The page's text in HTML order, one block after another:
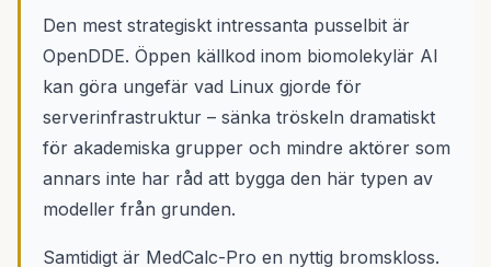
Den mest strategiskt intressanta pusselbit är
OpenDDE. Öppen källkod inom biomolekylär AI
kan göra ungefär vad Linux gjorde för
serverinfrastruktur – sänka tröskeln dramatiskt
för akademiska grupper och mindre aktörer som
annars inte har råd att bygga den här typen av
modeller från grunden.
Samtidigt är MedCalc-Pro en nyttig bromskloss.